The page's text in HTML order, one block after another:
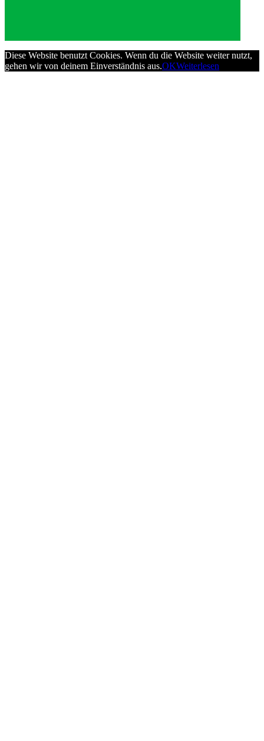
Diese Website benutzt Cookies. Wenn du die Website weiter nutzt,
gehen wir von deinem Einverständnis aus.OKWeiterlesen